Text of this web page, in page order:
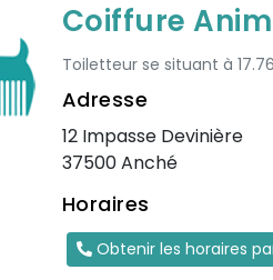
Coiffure
Toiletteur se situant à
Adresse
12 Impasse Devinière
37500 Anché
Horaires
Obtenir les horaires